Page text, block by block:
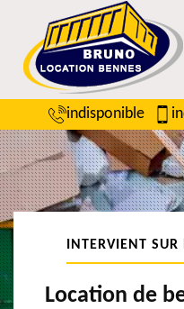
indisponible
INTERVIENT
Location de